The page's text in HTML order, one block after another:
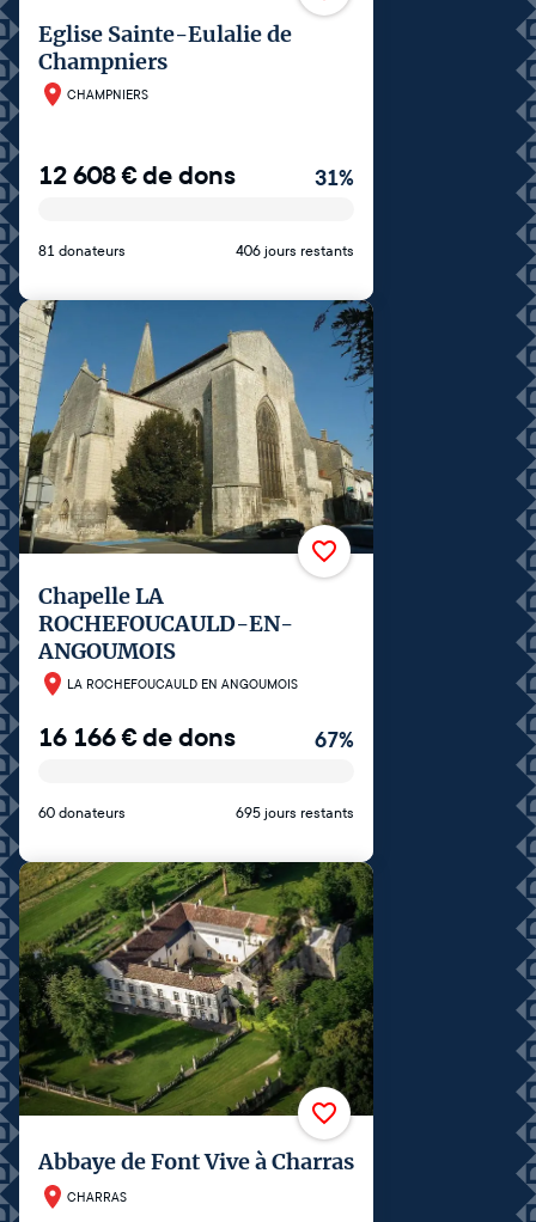
Eglise Sainte-Eulalie de
Champniers
CHAMPNIERS
12 608€de dons 31%
81 donateurs 406 jours restants
Chapelle LA
ROCHEFOUCAULD-EN-
ANGOUMOIS
LA ROCHEFOUCAULD EN ANGOUMOIS
16 166€de dons 67%
60 donateurs 695 jours restants
Abbaye de Font Vive à Charras
CHARRAS